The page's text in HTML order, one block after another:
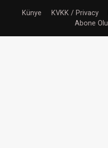
Künye KVKK / Privacy
Abone